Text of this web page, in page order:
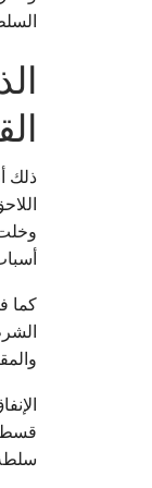
ذلك
كما
قسط